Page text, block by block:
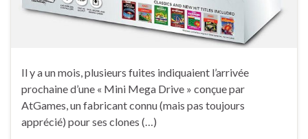
Il y a un mois, plusieurs fuites indiquaient l’arrivée
prochaine d’une « Mini Mega Drive » conçue par
AtGames, un fabricant connu (mais pas toujours
apprécié) pour ses clones (…)